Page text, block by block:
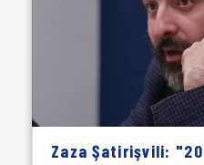
Zaza Şatirişvili: